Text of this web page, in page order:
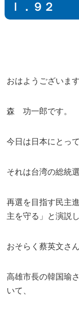
ｌ．９２
おはようございま
森 功一郎です。
今日は日本にとっ
それは台湾の総統
再選を目指す民主
主を守る」と演説
おそらく蔡英文さ
高雄市長の韓国瑜
いて、